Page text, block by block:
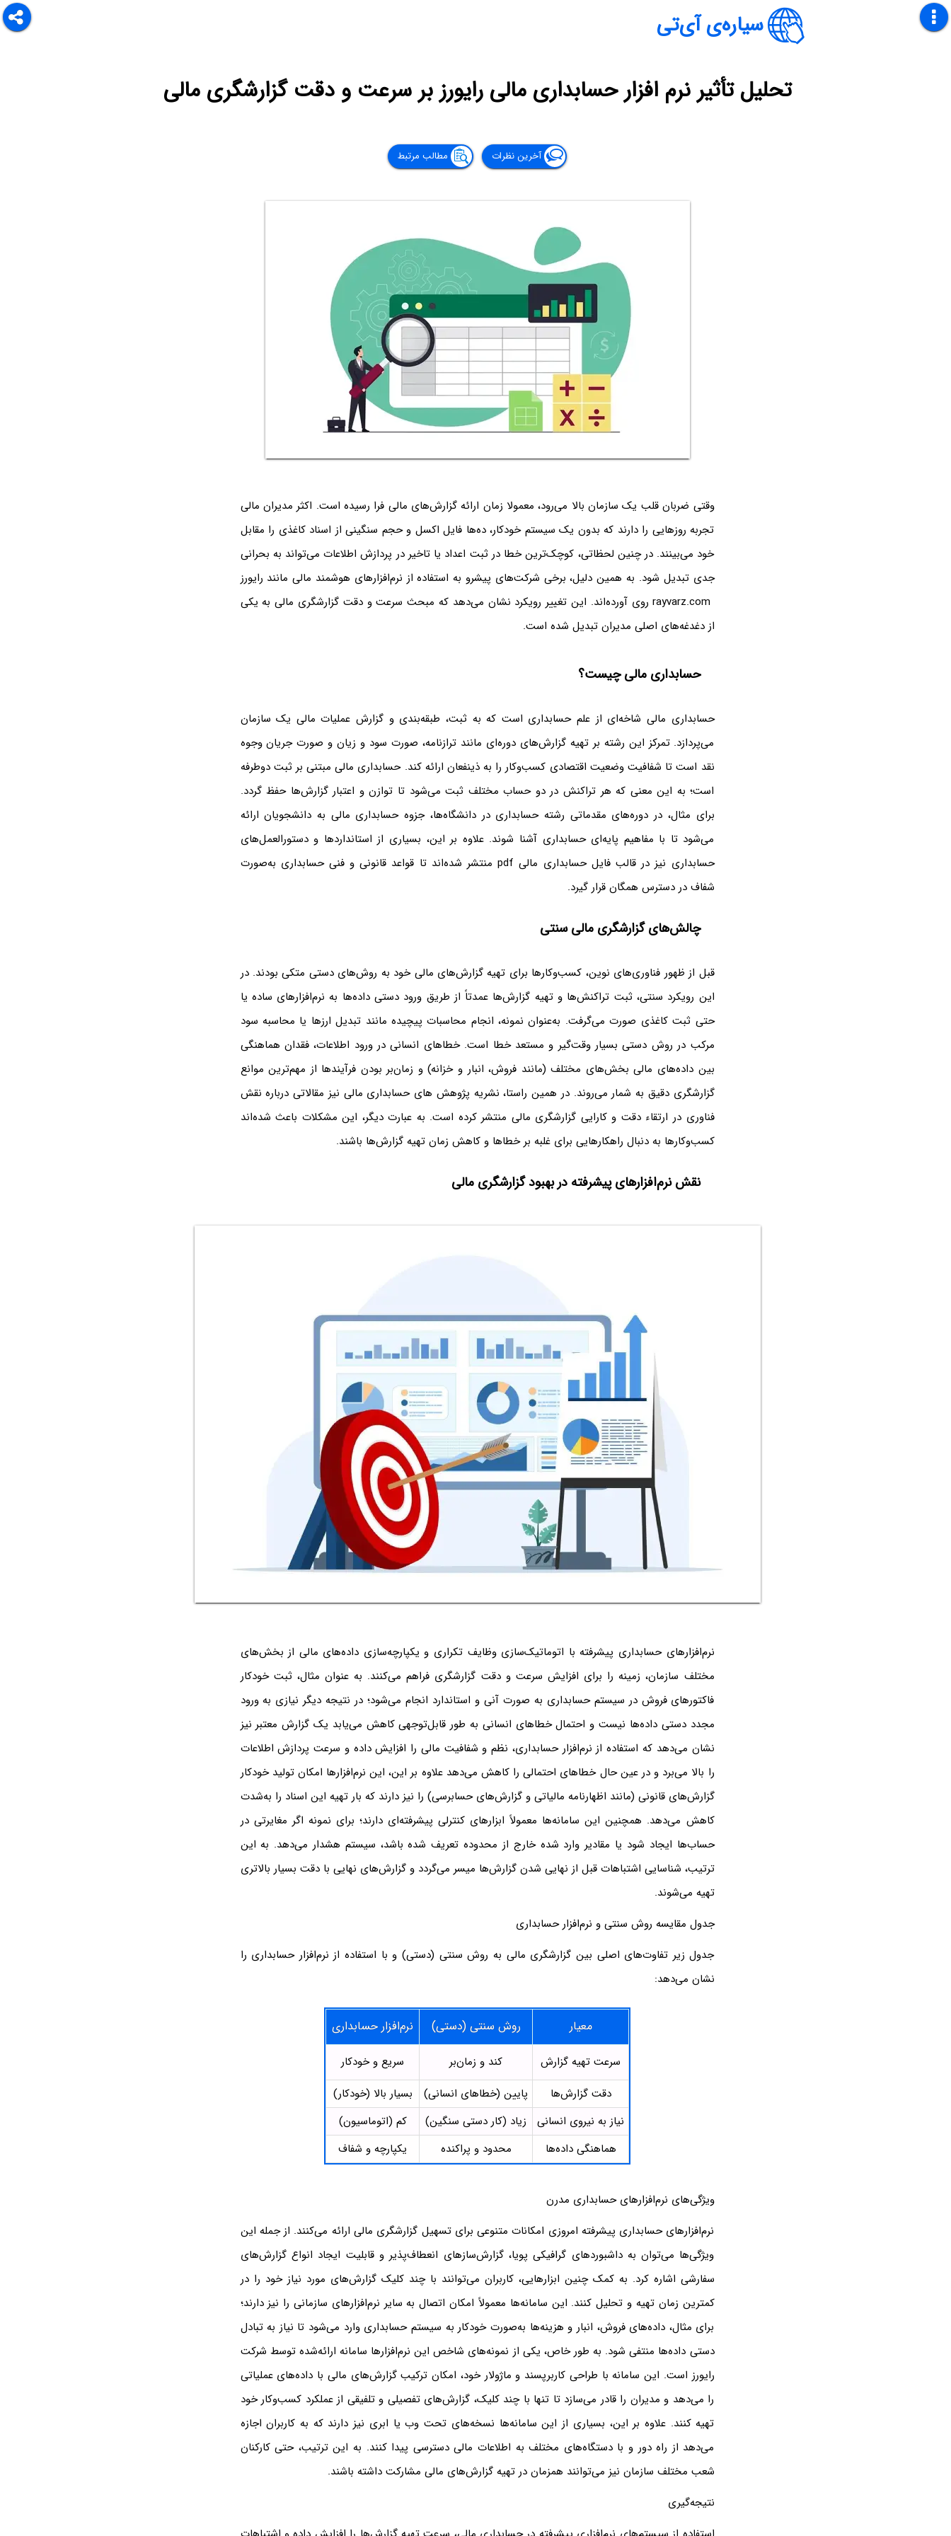
سیاره‌ی آی‌تی
تحلیل تأثیر نرم افزار حسابداری مالی رایورز بر سرعت و دقت گزارشگری مالی
آخرین نظرات مطالب مرتبط
وقتی ضربان قلب یک سازمان بالا می‌رود، معمولا زمان ارائه گزارش‌های مالی فرا رسیده است. اکثر مدیران مالی
تجربه روزهایی را دارند که بدون یک سیستم خودکار، ده‌ها فایل اکسل و حجم سنگینی از اسناد کاغذی را مقابل
خود می‌بینند. در چنین لحظاتی، کوچک‌ترین خطا در ثبت اعداد یا تاخیر در پردازش اطلاعات می‌تواند به بحرانی
جدی تبدیل شود. به همین دلیل، برخی شرکت‌های پیشرو به استفاده از نرم‌افزارهای هوشمند مالی مانند رایورز
rayvarz.com روی آورده‌اند. این تغییر رویکرد نشان می‌دهد که مبحث سرعت و دقت گزارشگری مالی به یکی
از دغدغه‌های اصلی مدیران تبدیل شده است.
حسابداری مالی چیست؟
حسابداری مالی شاخه‌ای از علم حسابداری است که به ثبت، طبقه‌بندی و گزارش عملیات مالی یک سازمان
می‌پردازد. تمرکز این رشته بر تهیه گزارش‌های دوره‌ای مانند ترازنامه، صورت سود و زیان و صورت جریان وجوه
نقد است تا شفافیت وضعیت اقتصادی کسب‌وکار را به ذینفعان ارائه کند. حسابداری مالی مبتنی بر ثبت دوطرفه
است؛ به این معنی که هر تراکنش در دو حساب مختلف ثبت می‌شود تا توازن و اعتبار گزارش‌ها حفظ گردد.
برای مثال، در دوره‌های مقدماتی رشته حسابداری در دانشگاه‌ها، جزوه حسابداری مالی به دانشجویان ارائه
می‌شود تا با مفاهیم پایه‌ای حسابداری آشنا شوند. علاوه بر این، بسیاری از استانداردها و دستورالعمل‌های
حسابداری نیز در قالب فایل حسابداری مالی pdf منتشر شده‌اند تا قواعد قانونی و فنی حسابداری به‌صورت
شفاف در دسترس همگان قرار گیرد.
چالش‌های گزارشگری مالی سنتی
قبل از ظهور فناوری‌های نوین، کسب‌وکارها برای تهیه گزارش‌های مالی خود به روش‌های دستی متکی بودند. در
این رویکرد سنتی، ثبت تراکنش‌ها و تهیه گزارش‌ها عمدتاً از طریق ورود دستی داده‌ها به نرم‌افزارهای ساده یا
حتی ثبت کاغذی صورت می‌گرفت. به‌عنوان نمونه، انجام محاسبات پیچیده مانند تبدیل ارزها یا محاسبه سود
مرکب در روش دستی بسیار وقت‌گیر و مستعد خطا است. خطاهای انسانی در ورود اطلاعات، فقدان هماهنگی
بین داده‌های مالی بخش‌های مختلف (مانند فروش، انبار و خزانه) و زمان‌بر بودن فرآیندها از مهم‌ترین موانع
گزارشگری دقیق به شمار می‌روند. در همین راستا، نشریه پژوهش های حسابداری مالی نیز مقالاتی درباره نقش
فناوری در ارتقاء دقت و کارایی گزارشگری مالی منتشر کرده است. به عبارت دیگر، این مشکلات باعث شده‌اند
کسب‌وکارها به دنبال راهکارهایی برای غلبه بر خطاها و کاهش زمان تهیه گزارش‌ها باشند.
نقش نرم‌افزارهای پیشرفته در بهبود گزارشگری مالی
نرم‌افزارهای حسابداری پیشرفته با اتوماتیک‌سازی وظایف تکراری و یکپارچه‌سازی داده‌های مالی از بخش‌های
مختلف سازمان، زمینه را برای افزایش سرعت و دقت گزارشگری فراهم می‌کنند. به عنوان مثال، ثبت خودکار
فاکتورهای فروش در سیستم حسابداری به صورت آنی و استاندارد انجام می‌شود؛ در نتیجه دیگر نیازی به ورود
مجدد دستی داده‌ها نیست و احتمال خطاهای انسانی به طور قابل‌توجهی کاهش می‌یابد یک گزارش معتبر نیز
نشان می‌دهد که استفاده از نرم‌افزار حسابداری، نظم و شفافیت مالی را افزایش داده و سرعت پردازش اطلاعات
را بالا می‌برد و در عین حال خطاهای احتمالی را کاهش می‌دهد علاوه بر این، این نرم‌افزارها امکان تولید خودکار
گزارش‌های قانونی (مانند اظهارنامه مالیاتی و گزارش‌های حسابرسی) را نیز دارند که بار تهیه این اسناد را به‌شدت
کاهش می‌دهد. همچنین این سامانه‌ها معمولاً ابزارهای کنترلی پیشرفته‌ای دارند؛ برای نمونه اگر مغایرتی در
حساب‌ها ایجاد شود یا مقادیر وارد شده خارج از محدوده تعریف شده باشد، سیستم هشدار می‌دهد. به این
ترتیب، شناسایی اشتباهات قبل از نهایی شدن گزارش‌ها میسر می‌گردد و گزارش‌های نهایی با دقت بسیار بالاتری
تهیه می‌شوند.
جدول مقایسه روش سنتی و نرم‌افزار حسابداری
جدول زیر تفاوت‌های اصلی بین گزارشگری مالی به روش سنتی (دستی) و با استفاده از نرم‌افزار حسابداری را
نشان می‌دهد:
معیار روش سنتی (دستی) نرم‌افزار حسابداری
سرعت تهیه گزارش کند و زمان‌بر
سریع و خودکار
دقت گزارش‌ها
پایین (خطاهای انسانی)
بسیار بالا (خودکار)
نیاز به نیروی انسانی
زیاد (کار دستی سنگین)
کم (اتوماسیون)
هماهنگی داده‌ها
محدود و پراکنده یکپارچه و شفاف
ویژگی‌های نرم‌افزارهای حسابداری مدرن
نرم‌افزارهای حسابداری پیشرفته امروزی امکانات متنوعی برای تسهیل گزارشگری مالی ارائه می‌کنند. از جمله این
ویژگی‌ها می‌توان به داشبوردهای گرافیکی پویا، گزارش‌سازهای انعطاف‌پذیر و قابلیت ایجاد انواع گزارش‌های
سفارشی اشاره کرد. به کمک چنین ابزارهایی، کاربران می‌توانند با چند کلیک گزارش‌های مورد نیاز خود را در
کمترین زمان تهیه و تحلیل کنند. این سامانه‌ها معمولاً امکان اتصال به سایر نرم‌افزارهای سازمانی را نیز دارند؛
برای مثال، داده‌های فروش، انبار و هزینه‌ها به‌صورت خودکار به سیستم حسابداری وارد می‌شود تا نیاز به تبادل
دستی داده‌ها منتفی شود. به طور خاص، یکی از نمونه‌های شاخص این نرم‌افزارها سامانه ارائه‌شده توسط شرکت
رایورز است. این سامانه با طراحی کاربرپسند و ماژولار خود، امکان ترکیب گزارش‌های مالی با داده‌های عملیاتی
را می‌دهد و مدیران را قادر می‌سازد تا تنها با چند کلیک، گزارش‌های تفصیلی و تلفیقی از عملکرد کسب‌وکار خود
تهیه کنند. علاوه بر این، بسیاری از این سامانه‌ها نسخه‌های تحت وب یا ابری نیز دارند که به کاربران اجازه
می‌دهد از راه دور و با دستگاه‌های مختلف به اطلاعات مالی دسترسی پیدا کنند. به این ترتیب، حتی کارکنان
شعب مختلف سازمان نیز می‌توانند همزمان در تهیه گزارش‌های مالی مشارکت داشته باشند.
نتیجه‌گیری